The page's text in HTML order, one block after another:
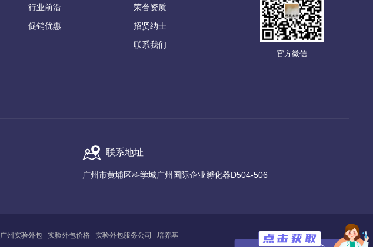
行业前沿
促销优惠
荣誉资质
招贤纳士
联系我们
官方微信
联系地址
广州市黄埔区科学城广州国际企业孵化器D504-506
广州 实验外包 实验外包价格 实验外包服务公司 培养基